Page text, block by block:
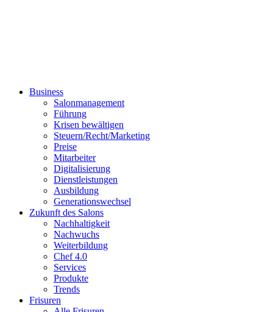
Business
Salonmanagement
Führung
Krisen bewältigen
Steuern/Recht/Marketing
Preise
Mitarbeiter
Digitalisierung
Dienstleistungen
Ausbildung
Generationswechsel
Zukunft des Salons
Nachhaltigkeit
Nachwuchs
Weiterbildung
Chef 4.0
Services
Produkte
Trends
Frisuren